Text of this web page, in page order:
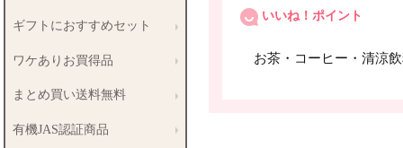
いいね！ポイント
お茶・コーヒー・清涼
ギフトにおすすめセット
ワケありお買得品
まとめ買い送料無料
有機JAS認証商品